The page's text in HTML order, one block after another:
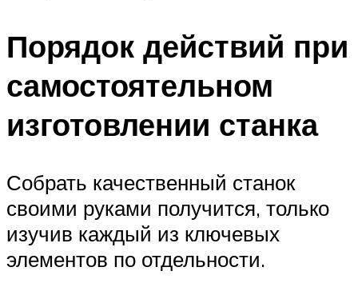
Порядок действий при
самостоятельном
изготовлении станка
Собрать качественный станок
своими руками получится, только
изучив каждый из ключевых
элементов по отдельности.